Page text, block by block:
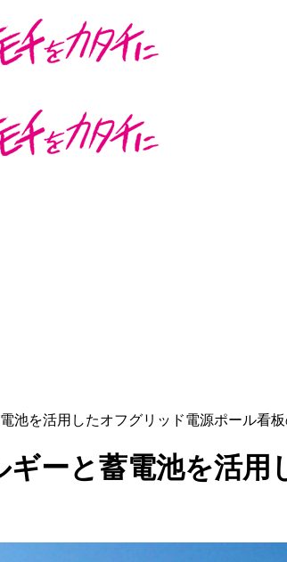
池を活用したオフグリッド電源ポール看
ギーと蓄電池を活